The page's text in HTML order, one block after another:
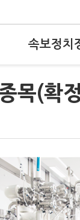
속보정치
목(확